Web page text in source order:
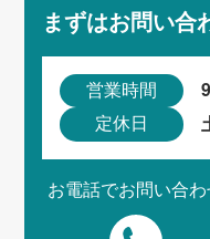
まずはお問い合
営業時間
定休日
お電話でお問い合